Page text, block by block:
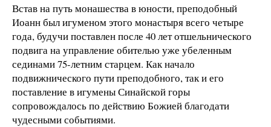
Встав на путь монашества в юности, преподобный
Иоанн был игуменом этого монастыря всего четыре
года, будучи поставлен после 40 лет отшельнического
подвига на управление обителью уже убеленным
сединами 75-летним старцем. Как начало
подвижнического пути преподобного, так и его
поставление в игумены Синайской горы
сопровождалось по действию Божией благодати
чудесными событиями.